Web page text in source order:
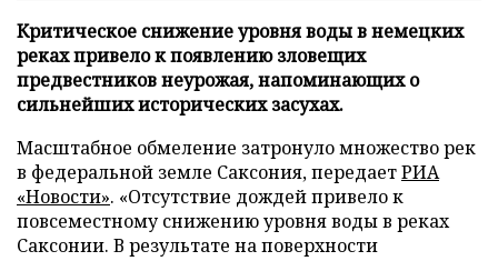
Критическое снижение уровня воды в немецких
реках привело к появлению зловещих
предвестников неурожая, напоминающих о
сильнейших исторических засухах.
Масштабное обмеление затронуло множество рек
в федеральной земле Саксония, передаетРИА
«Новости». «Отсутствие дождей привело к
повсеместному снижению уровня воды в реках
Саксонии. В результате на поверхности